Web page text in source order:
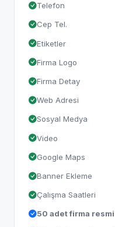
Telefon
Cep Tel.
Etiketler
Firma Logo
Firma Detay
Web Adresi
Sosyal Medya
Video
Google Maps
Banner Ekleme
Çalışma Saatleri
50 adet firma resmi